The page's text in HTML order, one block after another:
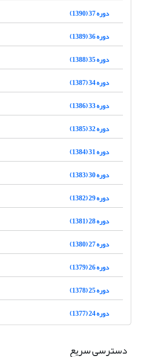
دوره 37 (1390)
دوره 36 (1389)
دوره 35 (1388)
دوره 34 (1387)
دوره 33 (1386)
دوره 32 (1385)
دوره 31 (1384)
دوره 30 (1383)
دوره 29 (1382)
دوره 28 (1381)
دوره 27 (1380)
دوره 26 (1379)
دوره 25 (1378)
دوره 24 (1377)
دسترسی سریع